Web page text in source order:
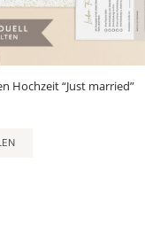
Hochzeit “Just married”